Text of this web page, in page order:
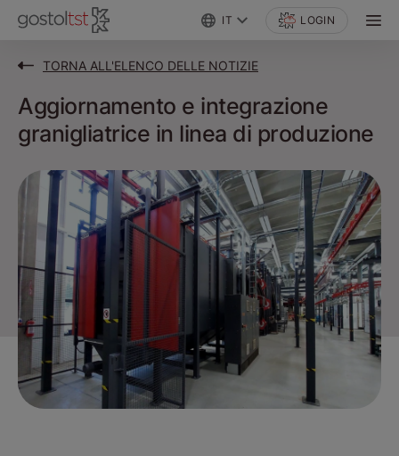
IT LOGIN
TORNA ALL'ELENCO DELLE NOTIZIE
Aggiornamento e integrazione
granigliatrice in linea di produzione